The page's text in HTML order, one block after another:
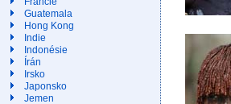
Guatemala
Hong Kong
Indie
Indonésie
Írán
Irsko
Japonsko
Jemen